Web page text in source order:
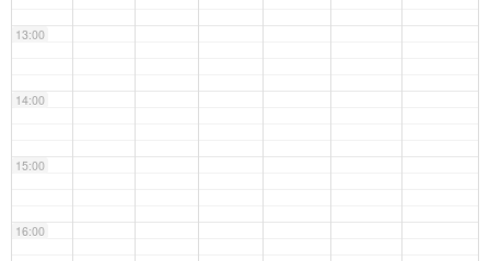
13:00
14:00
15:00
16:00